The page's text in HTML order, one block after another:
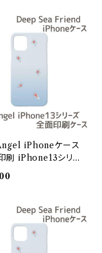
iPhoneケース
刷 iPhone13シリー
Sea Friends】/i